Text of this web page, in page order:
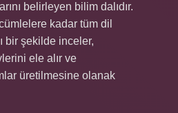
belirleyen bilim dalıdır.
kadar tüm dil
bir şekilde inceler,
ele alır ve
üretilmesine olanak